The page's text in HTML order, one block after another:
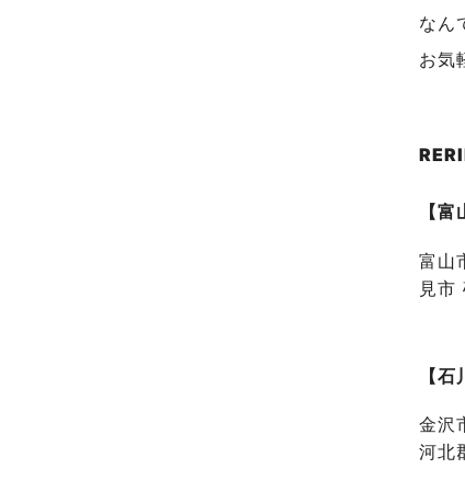
なん
お気
【富
富山
見市
【石
金沢
河北